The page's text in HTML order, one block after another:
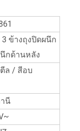
ข้างถุงปิดผนึก
กด้านหลัง
ล / สีอบ
นี